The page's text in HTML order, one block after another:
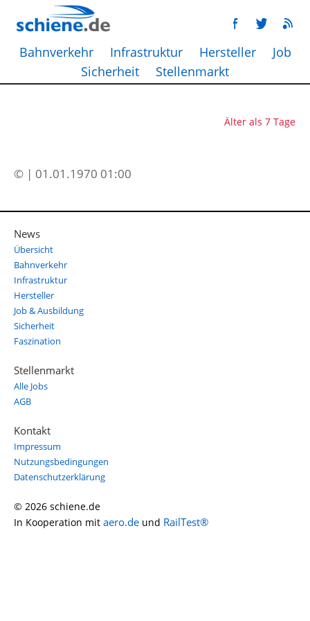
Bahnverkehr Infrastruktur Hersteller
Job
Sicherheit
Stellenmarkt
Älter als 7 Tage
© | 01.01.1970 01:00
News
Übersicht
Bahnverkehr
Infrastruktur
Hersteller
Job & Ausbildung
Sicherheit
Faszination
Stellenmarkt
Alle Jobs
AGB
Kontakt
Impressum
Nutzungsbedingungen
Datenschutzerklärung
© 2026 schiene.de
In Kooperation mit aero.de und RailTest®